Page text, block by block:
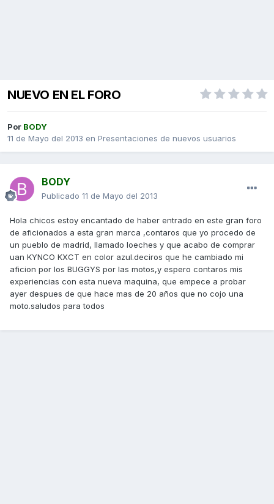
NUEVO EN EL FORO
Por BODY
11 de Mayo del 2013 en Presentaciones de nuevos usuarios
BODY
Publicado 11 de Mayo del 2013
Hola chicos estoy encantado de haber entrado en este gran foro
de aficionados a esta gran marca ,contaros que yo procedo de
un pueblo de madrid, llamado loeches y que acabo de comprar
uan KYNCO KXCT en color azul.deciros que he cambiado mi
aficion por los BUGGYS por las motos,y espero contaros mis
experiencias con esta nueva maquina, que empece a probar
ayer despues de que hace mas de 20 años que no cojo una
moto.saludos para todos